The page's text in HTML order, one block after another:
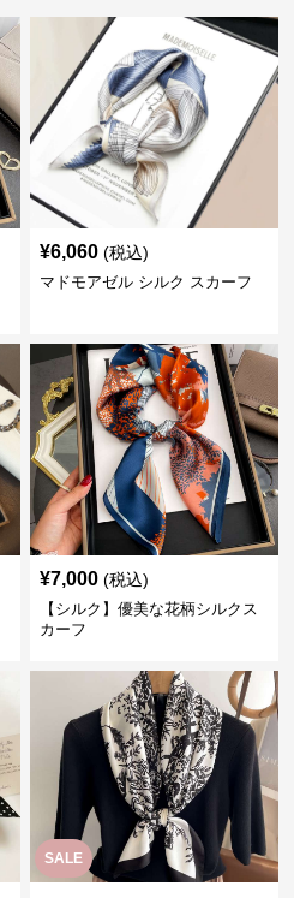
¥6,060 (税込)
マドモアゼル シルク スカーフ
¥7,000 (税込)
【シルク】優美な花柄シルクス
カーフ
SALE